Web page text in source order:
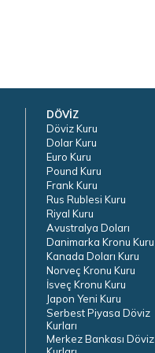
DÖVİZ
Döviz Kuru
Dolar Kuru
Euro Kuru
Pound Kuru
Frank Kuru
Rus Rublesi Kuru
Riyal Kuru
Avustralya Doları
Danimarka Kronu Kuru
Kanada Doları Kuru
Norveç Kronu Kuru
İsveç Kronu Kuru
Japon Yeni Kuru
Serbest Piyasa Döviz
Kurları
Merkez Bankası Döviz